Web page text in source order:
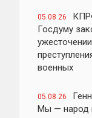
05.08.26
Госдуму
военных
05.08.26
Мы — народ